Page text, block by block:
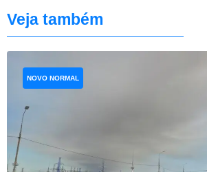
Veja também
NOVO NORMAL